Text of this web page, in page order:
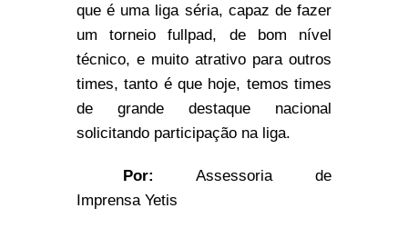
que é uma liga séria, capaz de fazer
um torneio fullpad, de bom nível
técnico, e muito atrativo para outros
times, tanto é que hoje, temos times
de grande destaque nacional
solicitando participação na liga.
Por:
Assessoria de
Imprensa Yetis